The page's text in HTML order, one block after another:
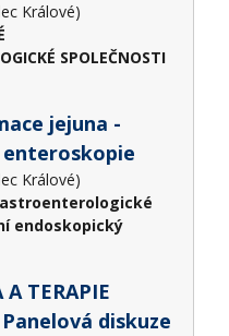
Králové)
SPOLEČNOSTI
jejuna -
Králové)
endoskopický
A TERAPIE
Panelová diskuze